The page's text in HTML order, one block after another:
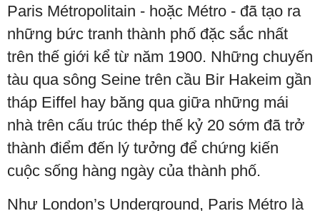
Paris Métropolitain - hoặc Métro - đã tạo ra
những bức tranh thành phố đặc sắc nhất
trên thế giới kể từ năm 1900. Những chuyến
tàu qua sông Seine trên cầu Bir Hakeim gần
tháp Eiffel hay băng qua giữa những mái
nhà trên cấu trúc thép thế kỷ 20 sớm đã trở
thành điểm đến lý tưởng để chứng kiến
cuộc sống hàng ngày của thành phố.
Như London’s Underground, Paris Métro là